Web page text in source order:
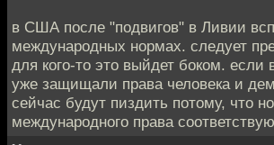
в США после "подвигов" в Ливии
международных нормах. следует
для кого-то это выйдет боком.
уже защищали права человека и
сейчас будут пиздить потому, что
международного права